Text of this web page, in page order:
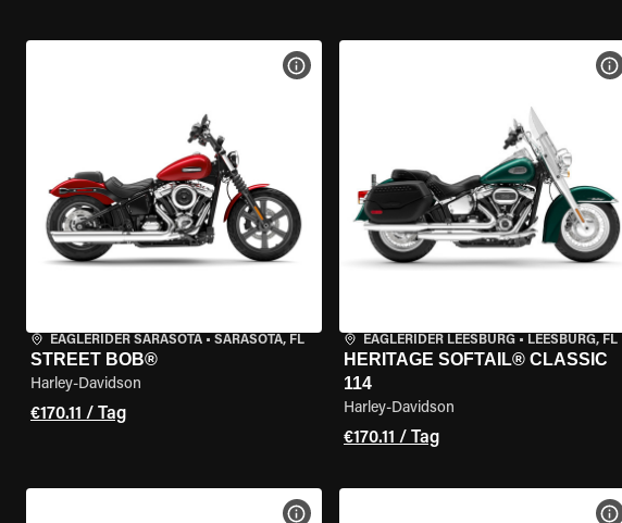
EAGLERIDER SARASOTA • SARASOTA, FL
STREET BOB®
Harley-Davidson
€170.11 / Tag
MOTORRAD-DETAILS ANZEIGEN
EAGLERIDER LEESBURG• LEESBURG, FL
HERITAGE SOFTAIL® CLASSIC
114
Harley-Davidson
€170.11 / Tag
MOTORRAD-DETAILS ANZEIGEN